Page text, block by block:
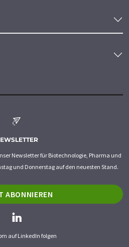
Newsletter für Biotechnologie, Pharma und
und Donnerstag auf den neuesten Stand.
ABONNIEREN
auf LinkedIn folgen